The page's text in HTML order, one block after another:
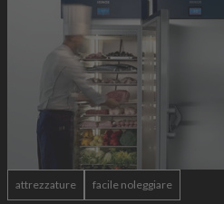
attrezzature facile noleggiare